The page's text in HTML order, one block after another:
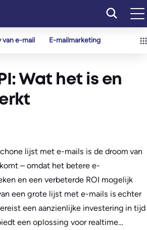
van e-mail E-mailmarketing
Wat het is en
lijst met e-mails is de droom van
– omdat het betere e-
en een verbeterde ROI mogelijk
een grote lijst met e-mails is echter
een aanzienlijke investering in tijd
een oplossing voor realtime…